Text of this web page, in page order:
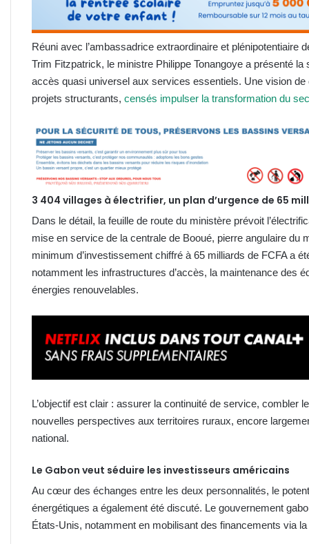
Réuni avec l’ambassadrice extraordinaire et plénipotentiaire
Trim Fitzpatrick, le ministre Philippe Tonangoye a présenté
accès quasi universel aux services essentiels. Une vision
projets structurants, censés impulser la transformation du
3 404 villages à électrifier, un plan d’urgence de 65
Dans le détail, la feuille de route du ministère prévoit
mise en service de la centrale de Booué, pierre angulaire du
minimum d’investissement chiffré à 65 milliards de FCFA a
notamment les infrastructures d’accès, la maintenance des
énergies renouvelables.
L’objectif est clair : assurer la continuité de service, combler
nouvelles perspectives aux territoires ruraux, encore
national.
Le Gabon veut séduire les investisseurs américains
Au cœur des échanges entre les deux personnalités, le
énergétiques a également été discuté. Le gouvernement
États-Unis, notamment en mobilisant des financements via